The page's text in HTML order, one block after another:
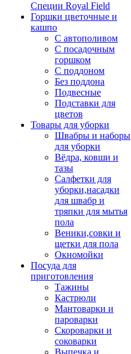
Специи Royal Field
Горшки цветочные и
кашпо
С автополивом
С посадочным
горшком
С поддоном
Без поддона
Подвесные
Подставки для
цветов
Товары для уборки
Швабры и наборы
для уборки
Вёдра, ковши и
тазы
Салфетки для
уборки,насадки
для швабр и
тряпки для мытья
пола
Веники,совки и
щетки для пола
Окномойки
Посуда для
приготовления
Тажины
Кастрюли
Мантоварки и
пароварки
Скороварки и
соковарки
Выпечка и